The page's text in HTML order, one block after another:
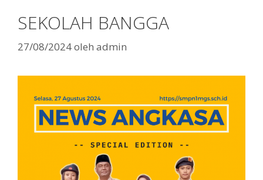
SEKOLAH BANGGA
27/08/2024oleh admin